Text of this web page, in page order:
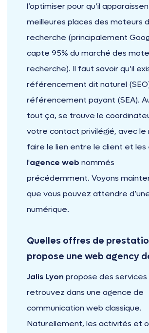
l’optimiser pour qu’il
meilleures places des moteurs
recherche (principalement
capte 95% du marché des
recherche). Il faut savoir qu’il
référencement dit naturel
référencement payant (SEA).
tout ça, se trouve le
votre contact privilégié, avec le
faire le lien entre le client et les
l'agence web nommés
précédemment. Voyons
que vous pouvez attendre
numérique.
Quelles offres de
propose une web agency
Jalis Lyon propose des services
retrouvez dans une agence de
communication web classique.
Naturellement, les activités et